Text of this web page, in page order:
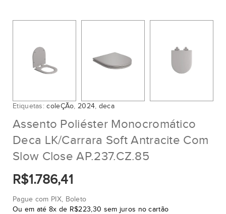
Etiquetas:coleÇÃo,2024, deca
Assento Poliéster Monocromático
Deca LK/Carrara Soft Antracite Com
Slow Close AP.237.CZ.85
R$1.786,41
Pague com PIX, Boleto
Ou em até 8x de R$223,30 sem juros no cartão